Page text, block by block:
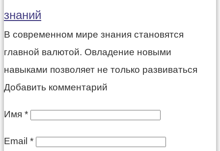
знаний
В современном мире знания становятся
главной валютой. Овладение новыми
навыками позволяет не только развиваться
Добавить комментарий
Имя *
Email *